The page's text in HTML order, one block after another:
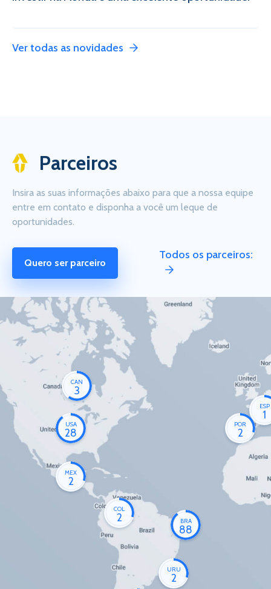
Ver todas as novidades
Parceiros
Insira as suas informações abaixo para que a nossa equipe
entre em contato e disponha a você um leque de
oportunidades.
Quero ser parceiro
Todos os parceiros:
CAN
3
USA
28
MEX
2
COL
2 BRA
88
URU
2
POR
2
ESP
1